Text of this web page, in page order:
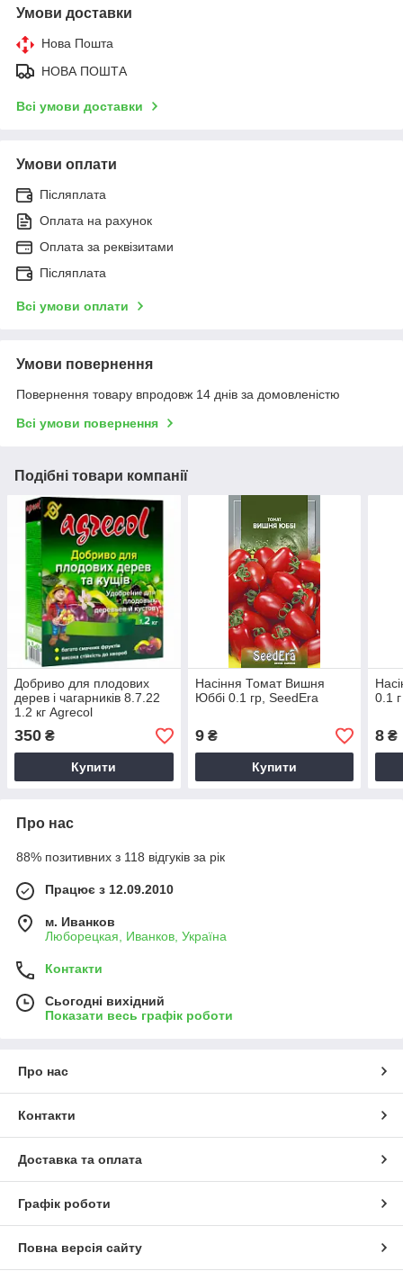
Умови доставки
Нова Пошта
НОВА ПОШТА
Всі умови доставки
Умови оплати
Післяплата
Оплата на рахунок
Оплата за реквізитами
Післяплата
Всі умови оплати
Умови повернення
Повернення товару впродовж 14 днів за домовленістю
Всі умови повернення
Подібні товари компанії
Добриво для плодових
дерев і чагарників 8.7.22
1.2 кг Agrecol
350 ₴
Купити
Насіння Томат Вишня
Юббі 0.1 гр, SeedEra
9₴
Купити
0.1 г
8 ₴
Про нас
88% позитивних з 118 відгуків за рік
Працює з 12.09.2010
м. Иванков
Люборецкая, Иванков, Україна
Контакти
Сьогодні вихідний
Показати весь графік роботи
Про нас
Контакти
Доставка та оплата
Графік роботи
Повна версія сайту